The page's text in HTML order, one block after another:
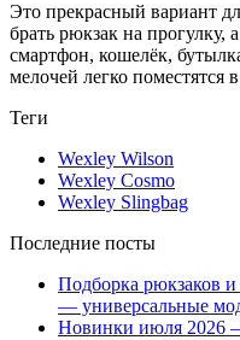
Это прекрасный вариант
брать рюкзак на
смартфон, кошелёк,
мелочей легко поместятся в
Теги
Wexley Wilson
Wexley Cosmo
Wexley Slingbag
Последние посты
Подборка рюкзаков
— универсальные
Новинки июля 2026